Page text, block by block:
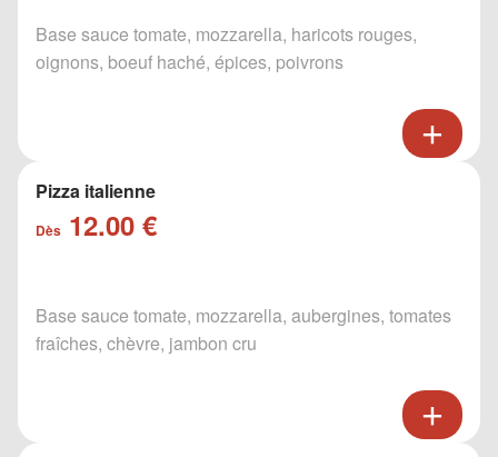
Base sauce tomate, mozzarella, haricots rouges,
oignons, boeuf haché, épices, poivrons
Pizza italienne
Dès 12.00 €
Base sauce tomate, mozzarella, aubergines, tomates
fraîches, chèvre, jambon cru